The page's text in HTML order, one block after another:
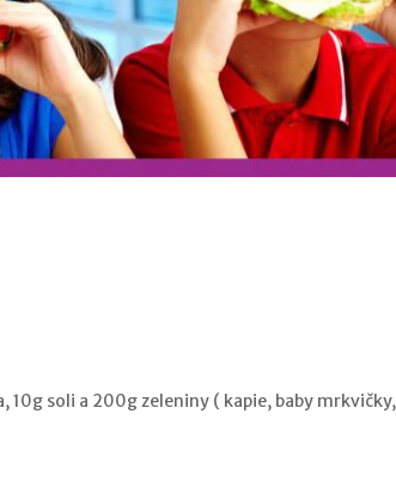
10g soli a 200g zeleniny ( kapie, baby mrkvičky,